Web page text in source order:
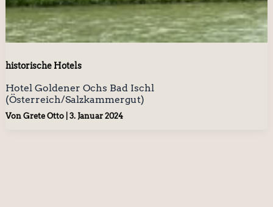
historische Hotels
Hotel Goldener Ochs Bad Ischl
(Österreich/Salzkammergut)
Von Grete Otto 3. Januar 2024